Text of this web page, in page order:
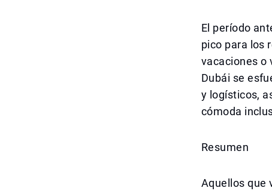
El período
pico para los
vacaciones o
Dubái se
y logísticos,
cómoda
Resumen
Aquellos que